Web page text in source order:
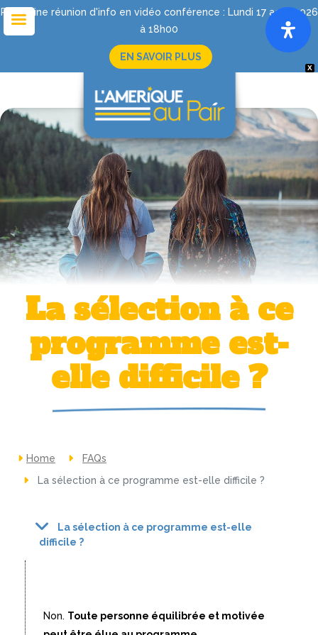
X
Prochaine réunion d'info en vidéo conférence : Lundi 17 août 2026
à 18h00
EN SAVOIR PLUS
La sélection à ce
programme est-
elle difficile ?
Home
FAQs
La sélection à ce programme est-elle difficile ?
La sélection à ce programme est-elle
difficile ?
Non. Toute personne équilibrée et motivée